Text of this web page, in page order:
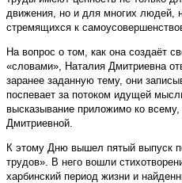
движения, но и для многих людей,
стремящихся к
На вопрос о том, как она создаёт
«словами», Наталия Дмитриевна
заранее заданную тему, они
поспевает за потоком идущей
высказывание приложимо ко
Дмитриевной.
К этому Дню вышел пятый выпуск
трудов». В него вошли
харбинский период жизни и